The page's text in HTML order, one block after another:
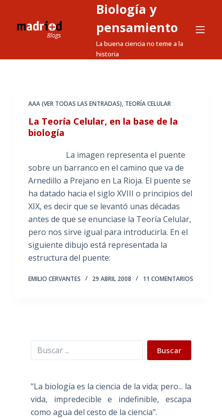
a
Biología y
pensamiento
La buena ciencia no teme a la
historia
AAA (VER TODAS LAS ENTRADAS), TEORÍA CELULAR
La Teoría Celular, en la base de la
biología
La imagen representa el puente
sobre un barranco en el camino que va de
Arnedillo a Prejano en La Rioja. El puente se
ha datado hacia el siglo XVIII o principios del
XIX, es decir que se levantó unas décadas
antes de que se enunciase la Teoría Celular,
pero nos sirve igual para introducirla. En el
siguiente dibujo está representada la
estructura del puente:
EMILIO CERVANTES 29 ABRIL 2008 11 COMENTARIOS
Buscar Buscar
"La biología es la ciencia de la vida; pero... la
vida, impredecible e indefinible, escapa
como agua del cesto de la ciencia".